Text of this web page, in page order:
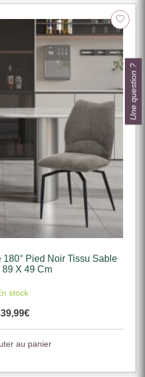
Pied Noir Tissu Sable
89 X 49 Cm
stock
€
au panier
Une question ?